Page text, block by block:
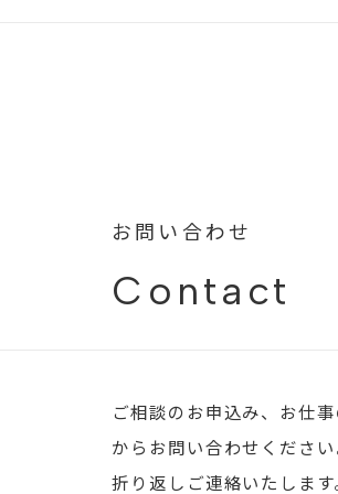
お問い合わせ
Contact
ご相談のお申込み、お仕
からお問い合わせくださ
折り返しご連絡いたします